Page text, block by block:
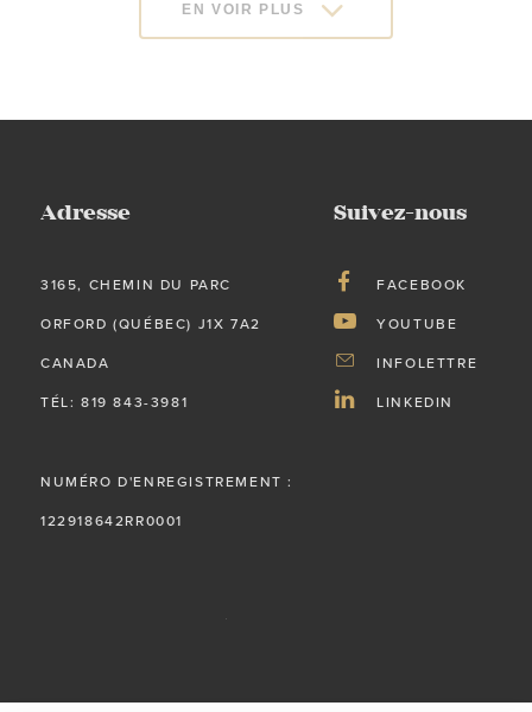
EN VOIR PLUS
Adresse
3165, CHEMIN DU PARC
ORFORD (QUÉBEC) J1X 7A2
CANADA
TÉL: 819 843-3981
NUMÉRO D'ENREGISTREMENT :
122918642RR0001
Suivez-nous
FACEBOOK
YOUTUBE
INFOLETTRE
LINKEDIN